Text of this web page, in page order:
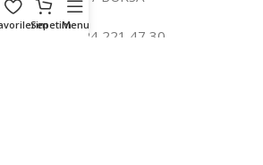
İLETİŞİM : 0224 221 47 30
SepetimMenu